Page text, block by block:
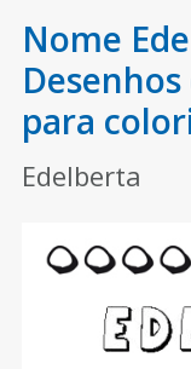
Nome
para
Edelberta